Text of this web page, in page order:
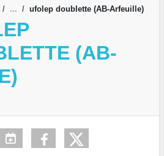
ufolep doublette (AB-Arfeuille)
(AB-